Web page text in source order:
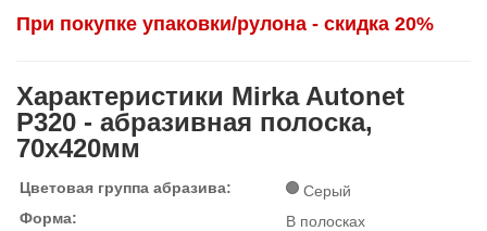
При покупке упаковки/рулона - скидка 20%
Характеристики Mirka Autonet
P320 - абразивная полоска,
70x420мм
Цветовая группа абразива:
Серый
Форма:
В полосках